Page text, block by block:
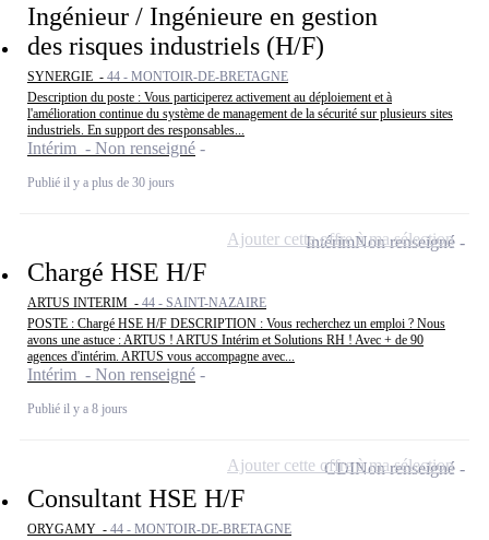
Ingénieur / Ingénieure en gestion
des risques industriels (H/F)
SYNERGIE - 44 - MONTOIR-DE-BRETAGNE
Description du poste : Vous participerez activement au déploiement et à
l'amélioration continue du système de management de la sécurité sur plusieurs sites
industriels. En support des responsables...
Intérim - Non renseigné
Publié il y a plus de 30 jours
Chargé HSE H/F
ARTUS INTERIM - 44 - SAINT-NAZAIRE
POSTE : Chargé HSE H/F DESCRIPTION : Vous recherchez un emploi ? Nous
avons une astuce : ARTUS ! ARTUS Intérim et Solutions RH ! Avec + de 90
agences d'intérim. ARTUS vous accompagne avec...
Intérim - Non renseigné
Publié il y a 8 jours
IntérimNon renseigné
Ajouter cette offre à ma sélection
Consultant HSE H/F
ORYGAMY - 44 - MONTOIR-DE-BRETAGNE
CDINon renseigné
Ajouter cette offre à ma sélection